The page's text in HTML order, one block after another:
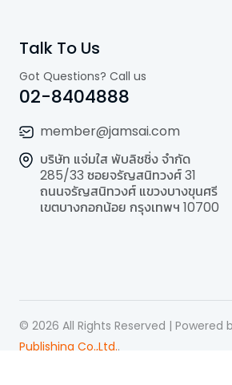
Talk To Us
Got Questions? Call us
02-8404888
member@jamsai.com
บริษัท แจ่มใส พับลิชชิ่ง จำกัด
285/33 ซอยจรัญสนิทวงศ์ 31
ถนนจรัญสนิทวงศ์ แขวงบางขุนศรี
เขตบางกอกน้อย กรุงเทพฯ 10700
© 2026 All Rights Reserved | Powered
Publishing Co.,Ltd..